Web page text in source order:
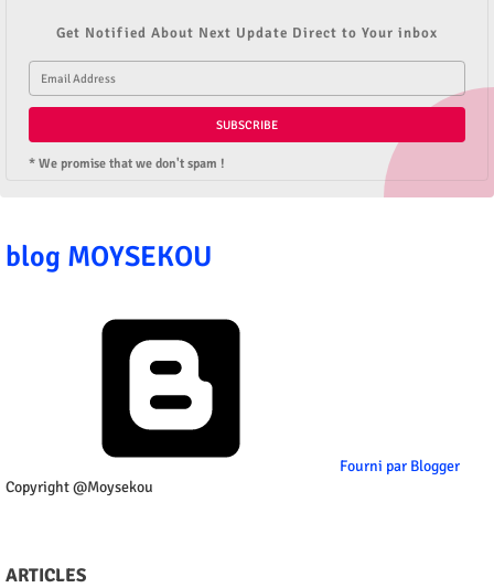
Get Notified About Next Update Direct to Your inbox
* We promise that we don't spam !
blog MOYSEKOU
Fourni par Blogger
Copyright @Moysekou
ARTICLES